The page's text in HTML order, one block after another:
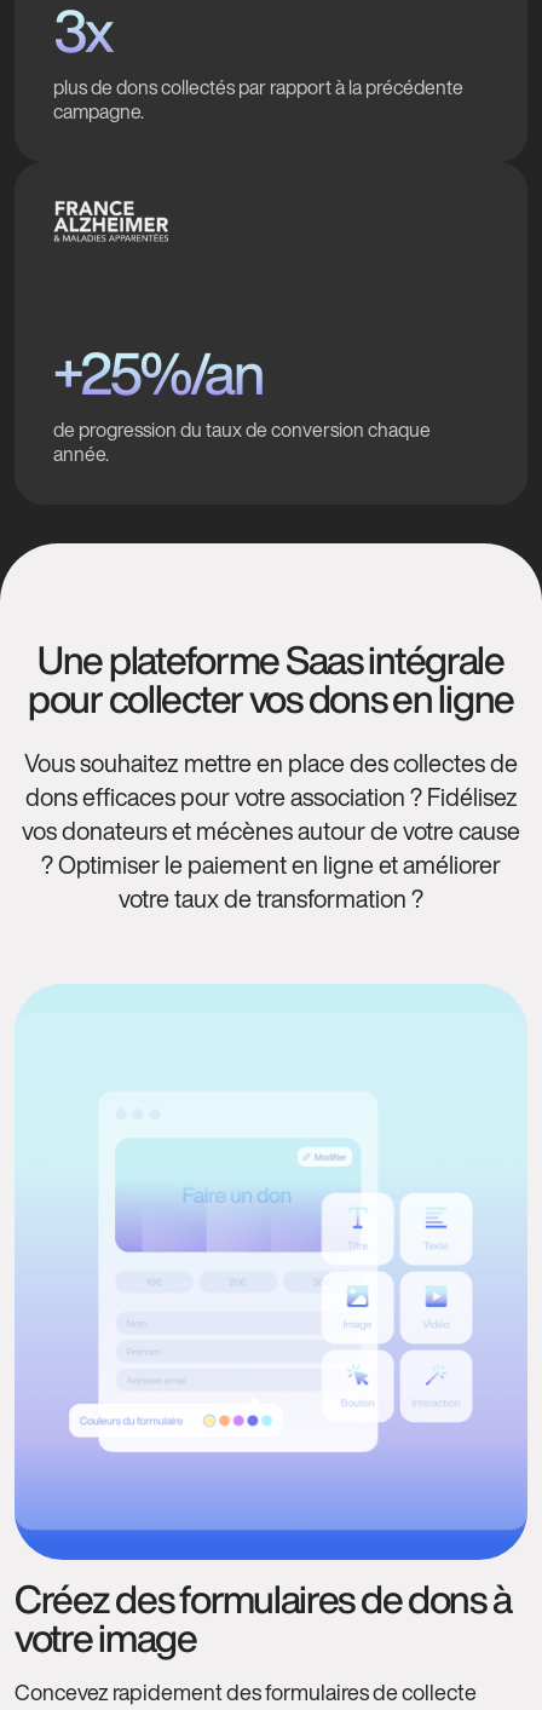
3x
plus de dons collectés par rapport à la précédente
campagne.
+25%/an
de progression du taux de conversion chaque
année.
Une plateforme Saas intégrale
pour collecter vos dons en ligne
Vous souhaitez mettre en place des collectes de
dons efficaces pour votre association ? Fidélisez
vos donateurs et mécènes autour de votre cause
? Optimiser le paiement en ligne et améliorer
votre taux de transformation ?
Créez des formulaires de dons à
votre image
Concevez rapidement des formulaires de collecte